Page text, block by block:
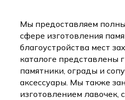
Мы предоставляем
сфере изготовления
благоустройства мест
каталоге представлены
памятники, ограды и
аксессуары. Мы также
изготовлением лавочек,